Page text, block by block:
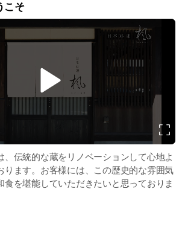
こそ
d
、伝統的な蔵をリノベーションして心地よ
ります。お客様には、この歴史的な雰囲気
食を堪能していただきたいと思っておりま